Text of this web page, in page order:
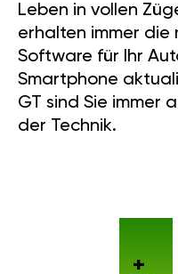
Leben in vollen
erhalten immer die
Software für Ihr
Smartphone
GT sind Sie immer
der Technik.
+